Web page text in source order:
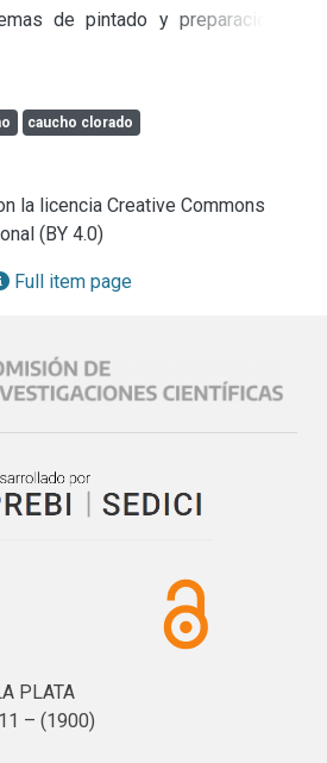
de pintado y preparación de
se ha prestado especial atención
caucho clorado
la licencia Creative Commons
(BY 4.0)
Full item page
PLATA
– (1900)